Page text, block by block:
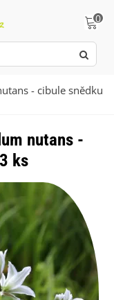
0
- cibule snědku
nutans -
ks